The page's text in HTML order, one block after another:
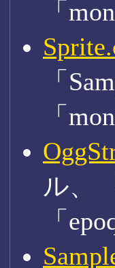
「
「
「
ル、
「